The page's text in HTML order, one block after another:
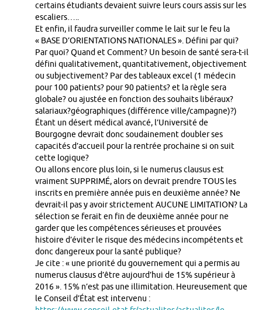
certains étudiants devaient suivre leurs cours assis sur les
escaliers…..
Et enfin, il faudra surveiller comme le lait sur le feu la
« BASE D’ORIENTATIONS NATIONALES ». Défini par qui?
Par quoi? Quand et Comment? Un besoin de santé sera-t-il
défini qualitativement, quantitativement, objectivement
ou subjectivement? Par des tableaux excel (1 médecin
pour 100 patients? pour 90 patients? et la règle sera
globale? ou ajustée en fonction des souhaits libéraux?
salariaux?géographiques (différence ville/campagne)?)
Étant un désert médical avancé, l’Université de
Bourgogne devrait donc soudainement doubler ses
capacités d’accueil pour la rentrée prochaine si on suit
cette logique?
Ou allons encore plus loin, si le numerus clausus est
vraiment SUPPRIMÉ, alors on devrait prendre TOUS les
inscrits en première année puis en deuxième année? Ne
devrait-il pas y avoir strictement AUCUNE LIMITATION? La
sélection se ferait en fin de deuxième année pour ne
garder que les compétences sérieuses et prouvées
histoire d’éviter le risque des médecins incompétents et
donc dangereux pour la santé publique?
Je cite : « une priorité du gouvernement qui a permis au
numerus clausus d’être aujourd’hui de 15% supérieur à
2016 ». 15% n’est pas une illimitation. Heureusement que
le Conseil d’État est intervenu :